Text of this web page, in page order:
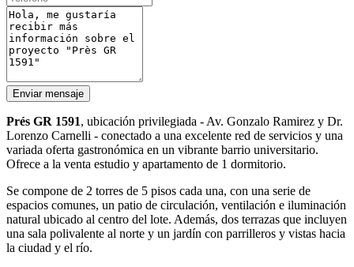
Enviar mensaje
Prés GR 1591, ubicación privilegiada - Av. Gonzalo Ramirez y Dr.
Lorenzo Carnelli - conectado a una excelente red de servicios y una
variada oferta gastronómica en un vibrante barrio universitario.
Ofrece a la venta estudio y apartamento de 1 dormitorio.
Se compone de 2 torres de 5 pisos cada una, con una serie de
espacios comunes, un patio de circulación, ventilación e iluminación
natural ubicado al centro del lote. Además, dos terrazas que incluyen
una sala polivalente al norte y un jardín con parrilleros y vistas hacia
la ciudad y el río.